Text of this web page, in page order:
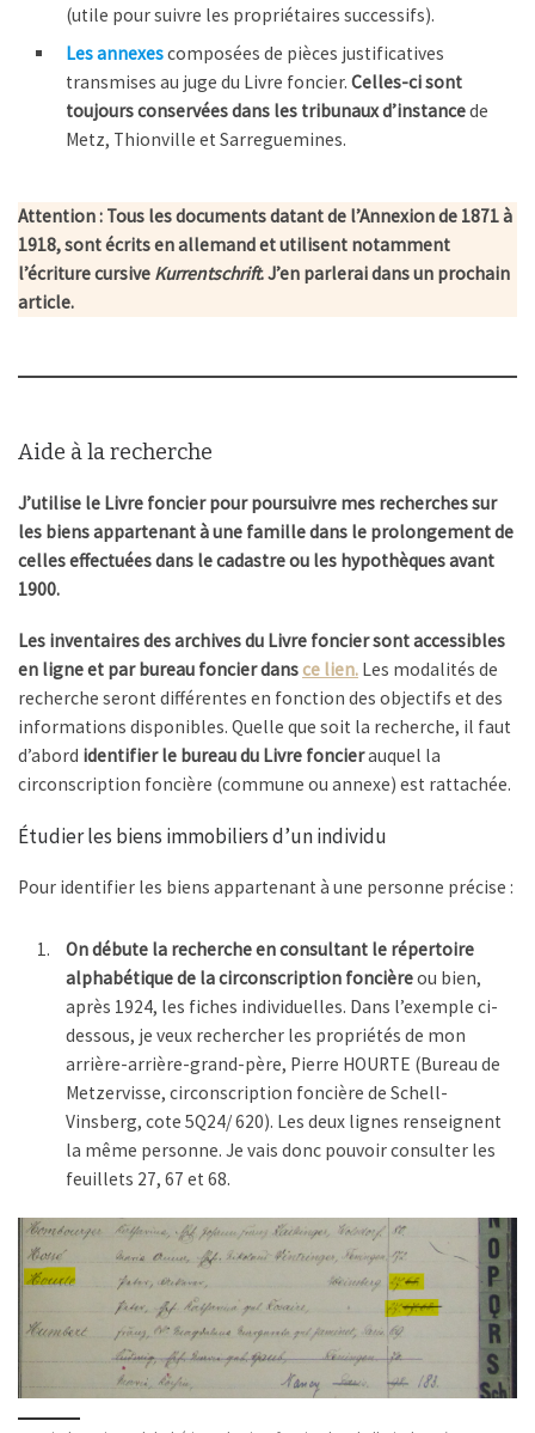
(utile pour suivre les propriétaires successifs).
Les annexescomposées de pièces justificatives
transmises au juge du Livre foncier. Celles-ci sont
toujours conservées dans les tribunaux d’instancede
Metz, Thionville et Sarreguemines.
Attention : Tous les documents datant de l’Annexion de 1871 à
1918, sont écrits en allemand et utilisent notamment
l’écriture cursive Kurrentschrift. J’en parlerai dans un prochain
article.
Aide à la recherche
J’utilise le Livre foncier pour poursuivre mes recherches sur
les biens appartenant à une famille dans le prolongement de
celles effectuées dans le cadastre ou les hypothèques avant
1900.
Les inventaires des archives du Livre foncier sont accessibles
en ligne et par bureau foncier dansce lien. Les modalités de
recherche seront différentes en fonction des objectifs et des
informations disponibles. Quelle que soit la recherche, il faut
d’abord identifier le bureau du Livre foncierauquel la
circonscription foncière (commune ou annexe) est rattachée.
Étudier les biens immobiliers d’un individu
Pour identifier les biens appartenant à une personne précise :
On débute la recherche en consultant le répertoire
alphabétique de la circonscription foncièreou bien,
après 1924, les fiches individuelles. Dans l’exemple ci-
dessous, je veux rechercher les propriétés de mon
arrière-arrière-grand-père, Pierre HOURTE (Bureau de
Metzervisse, circonscription foncière de Schell-
Vinsberg, cote 5Q24/ 620). Les deux lignes renseignent
la même personne. Je vais donc pouvoir consulter les
feuillets 27, 67 et 68.